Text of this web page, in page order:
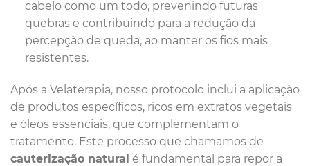
cabelo como um todo, prevenindo futuras
quebras e contribuindo para a redução da
percepção de queda, ao manter os fios mais
resistentes.
Após a Velaterapia, nosso protocolo inclui a aplicação
de produtos específicos, ricos em extratos vegetais
e óleos essenciais, que complementam o
tratamento. Este processo que chamamos de
cauterização natural é fundamental para repor a